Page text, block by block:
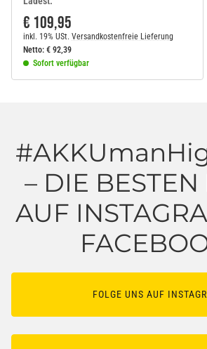
€ 109,95
inkl. 19% USt. Versandkostenfreie Lieferung
Netto: € 92,39
Sofort verfügbar
– DIE BESTEN
AUF
FOLGE UNS AUF